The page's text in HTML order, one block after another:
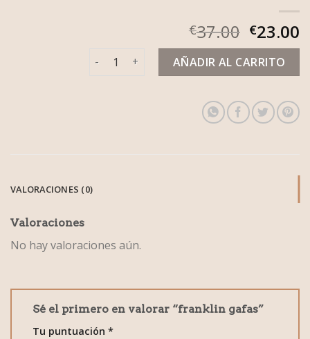
€37.00 €23.00
franklin gafas cantidadAÑADIR AL CARRITO
VALORACIONES (0)
Valoraciones
No hay valoraciones aún.
Sé el primero en valorar “franklin gafas”
Tu puntuación *